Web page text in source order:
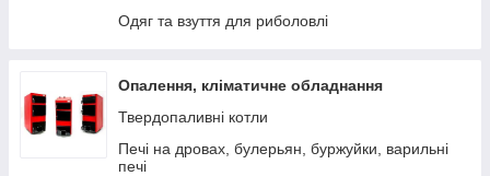
Лодки Grif boat
Одяг та взуття для риболовлі
Опалення, кліматичне обладнання
Твердопаливні котли
Печі на дровах, булерьян, буржуйки, варильні
печі